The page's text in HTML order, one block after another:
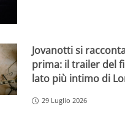
Jovanotti si
prima: il trailer del
lato più intimo di
29 Luglio 2026